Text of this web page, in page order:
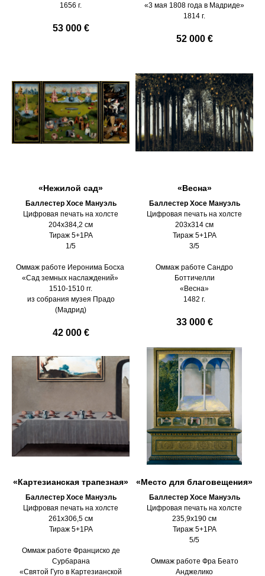
1656 г.
53 000 €
«3 мая 1808 года в Мадриде»
1814 г.
52 000 €
«Нежилой сад»
Баллестер Хосе Мануэль
Цифровая печать на холсте
204х384,2 см
Тираж 5+1PA
1/5
Оммаж работе Иеронима Босха
«Сад земных наслаждений»
1510-1510 гг.
из собрания музея Прадо
(Мадрид)
42 000 €
«Весна»
Баллестер Хосе Мануэль
Цифровая печать на холсте
203х314 см
Тираж 5+1PA
3/5
Оммаж работе Сандро
Боттичелли
«Весна»
1482 г.
33 000 €
«Картезианская трапезная»
Баллестер Хосе Мануэль
Цифровая печать на холсте
261х306,5 см
Тираж 5+1PA
Оммаж работе Франциско де
Сурбарана
«Святой Гуго в Картезианской
«Место для благовещения»
Баллестер Хосе Мануэль
Цифровая печать на холсте
235,9х190 см
Тираж 5+1PA
5/5
Оммаж работе Фра Беато
Анджелико